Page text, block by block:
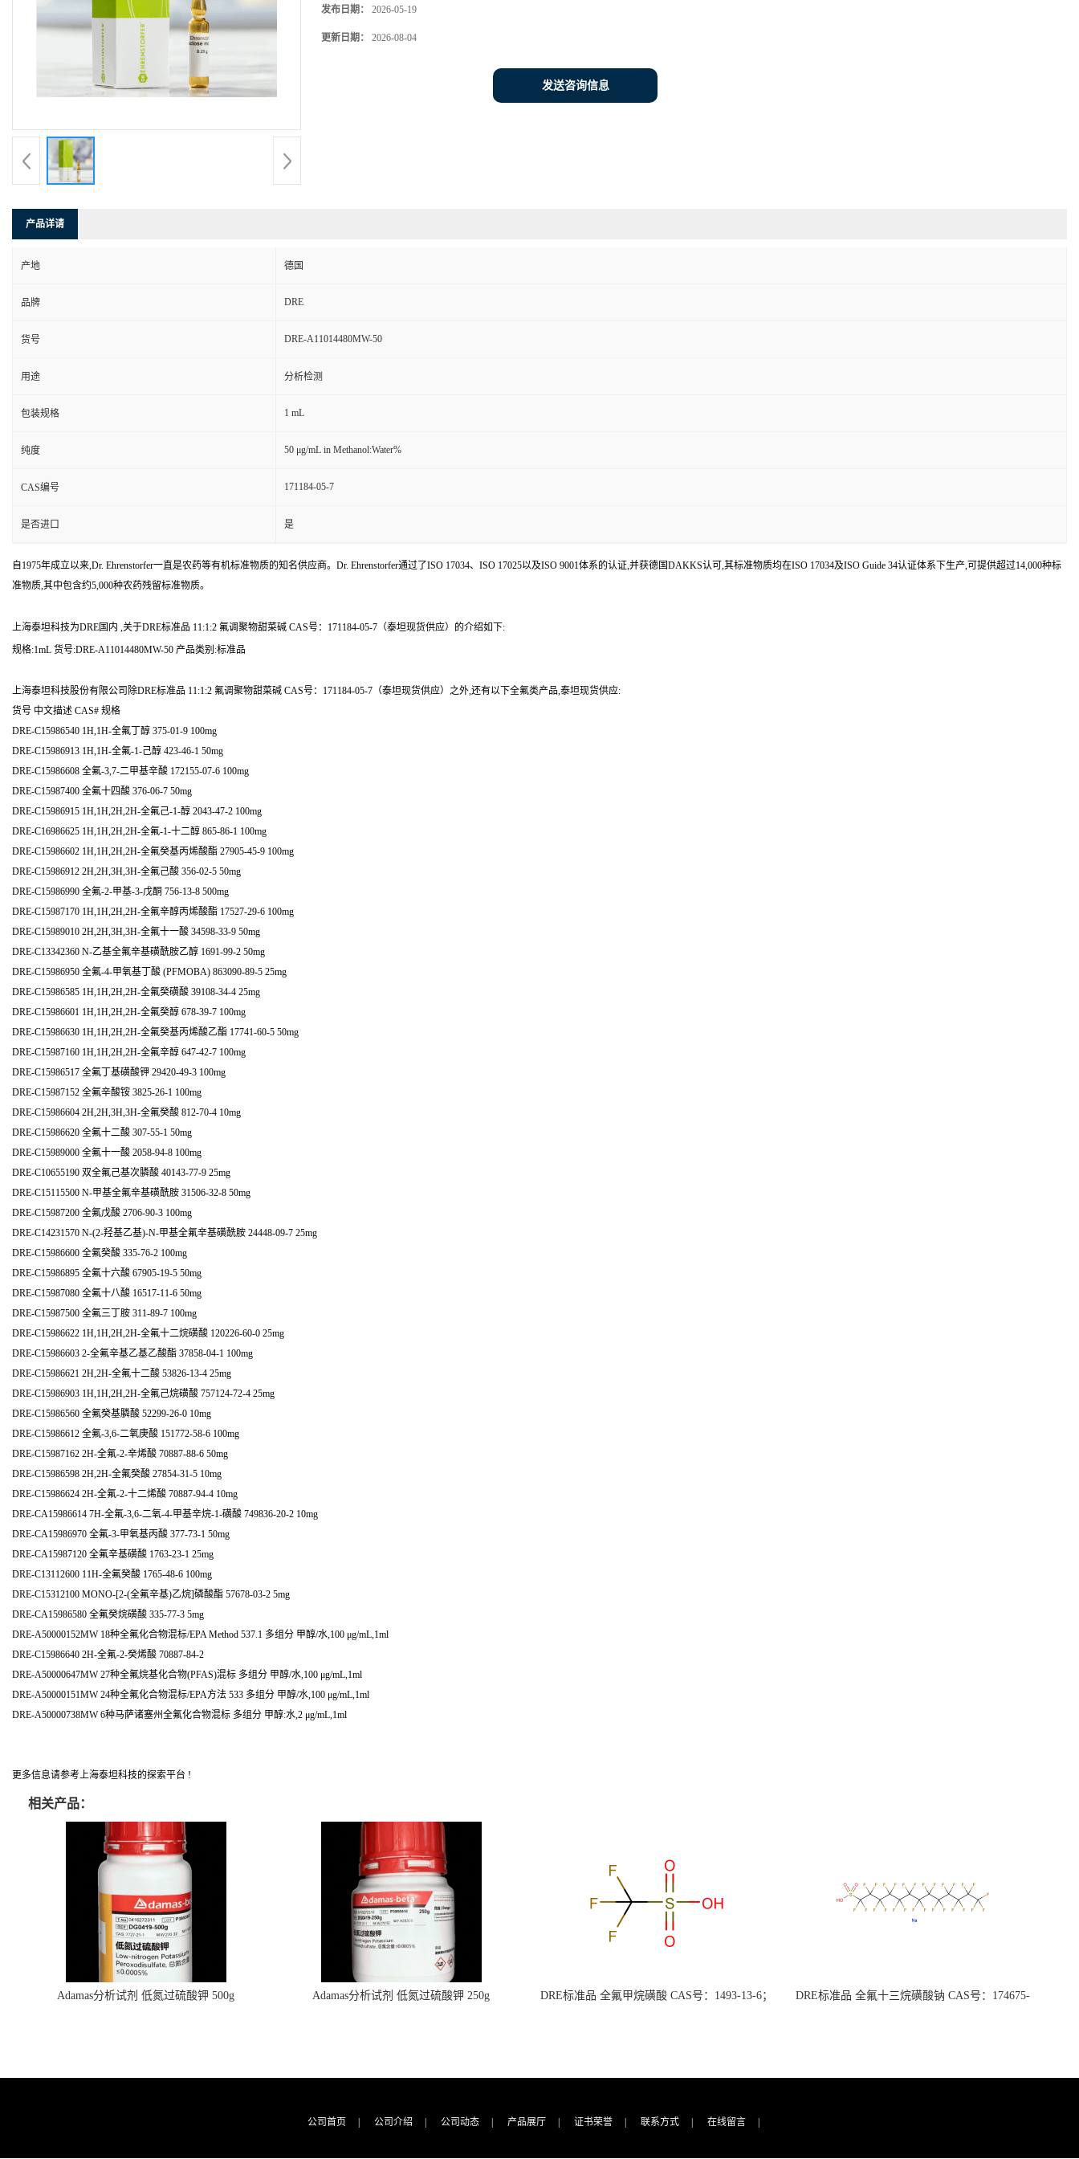
发布日期： 2026-05-19
更新日期： 2026-08-04
发送咨询信息
产品详请
产地 德国
品牌 DRE
货号 DRE-A11014480MW-50
用途 分析检测
包装规格 1 mL
纯度 50 μg/mL in Methanol:Water%
CAS编号 171184-05-7
是否进口 是
自1975年成立以来,Dr. Ehrenstorfer一直是农药等有机标准物质的知名供应商。Dr. Ehrenstorfer通过了ISO 17034、ISO 17025以及ISO 9001体系的认证,并获德国DAKKS认可,其标准物质均在ISO 17034及ISO Guide 34认证体系下生产,可提供超过14,000种标
准物质,其中包含约5,000种农药残留标准物质。
上海泰坦科技为DRE国内 ,关于DRE标准品 11:1:2 氟调聚物甜菜碱 CAS号：171184-05-7（泰坦现货供应）的介绍如下:
规格:1mL 货号:DRE-A11014480MW-50 产品类别:标准品
上海泰坦科技股份有限公司除DRE标准品 11:1:2 氟调聚物甜菜碱 CAS号：171184-05-7（泰坦现货供应）之外,还有以下全氟类产品,泰坦现货供应:
货号 中文描述 CAS# 规格
DRE-C15986540 1H,1H-全氟丁醇 375-01-9 100mg
DRE-C15986913 1H,1H-全氟-1-己醇 423-46-1 50mg
DRE-C15986608 全氟-3,7-二甲基辛酸 172155-07-6 100mg
DRE-C15987400 全氟十四酸 376-06-7 50mg
DRE-C15986915 1H,1H,2H,2H-全氟己-1-醇 2043-47-2 100mg
DRE-C16986625 1H,1H,2H,2H-全氟-1-十二醇 865-86-1 100mg
DRE-C15986602 1H,1H,2H,2H-全氟癸基丙烯酸酯 27905-45-9 100mg
DRE-C15986912 2H,2H,3H,3H-全氟己酸 356-02-5 50mg
DRE-C15986990 全氟-2-甲基-3-戊酮 756-13-8 500mg
DRE-C15987170 1H,1H,2H,2H-全氟辛醇丙烯酸酯 17527-29-6 100mg
DRE-C15989010 2H,2H,3H,3H-全氟十一酸 34598-33-9 50mg
DRE-C13342360 N-乙基全氟辛基磺酰胺乙醇 1691-99-2 50mg
DRE-C15986950 全氟-4-甲氧基丁酸 (PFMOBA) 863090-89-5 25mg
DRE-C15986585 1H,1H,2H,2H-全氟癸磺酸 39108-34-4 25mg
DRE-C15986601 1H,1H,2H,2H-全氟癸醇 678-39-7 100mg
DRE-C15986630 1H,1H,2H,2H-全氟癸基丙烯酸乙酯 17741-60-5 50mg
DRE-C15987160 1H,1H,2H,2H-全氟辛醇 647-42-7 100mg
DRE-C15986517 全氟丁基磺酸钾 29420-49-3 100mg
DRE-C15987152 全氟辛酸铵 3825-26-1 100mg
DRE-C15986604 2H,2H,3H,3H-全氟癸酸 812-70-4 10mg
DRE-C15986620 全氟十二酸 307-55-1 50mg
DRE-C15989000 全氟十一酸 2058-94-8 100mg
DRE-C10655190 双全氟己基次膦酸 40143-77-9 25mg
DRE-C15115500 N-甲基全氟辛基磺酰胺 31506-32-8 50mg
DRE-C15987200 全氟戊酸 2706-90-3 100mg
DRE-C14231570 N-(2-羟基乙基)-N-甲基全氟辛基磺酰胺 24448-09-7 25mg
DRE-C15986600 全氟癸酸 335-76-2 100mg
DRE-C15986895 全氟十六酸 67905-19-5 50mg
DRE-C15987080 全氟十八酸 16517-11-6 50mg
DRE-C15987500 全氟三丁胺 311-89-7 100mg
DRE-C15986622 1H,1H,2H,2H-全氟十二烷磺酸 120226-60-0 25mg
DRE-C15986603 2-全氟辛基乙基乙酸酯 37858-04-1 100mg
DRE-C15986621 2H,2H-全氟十二酸 53826-13-4 25mg
DRE-C15986903 1H,1H,2H,2H-全氟己烷磺酸 757124-72-4 25mg
DRE-C15986560 全氟癸基膦酸 52299-26-0 10mg
DRE-C15986612 全氟-3,6-二氧庚酸 151772-58-6 100mg
DRE-C15987162 2H-全氟-2-辛烯酸 70887-88-6 50mg
DRE-C15986598 2H,2H-全氟癸酸 27854-31-5 10mg
DRE-C15986624 2H-全氟-2-十二烯酸 70887-94-4 10mg
DRE-CA15986614 7H-全氟-3,6-二氧-4-甲基辛烷-1-磺酸 749836-20-2 10mg
DRE-CA15986970 全氟-3-甲氧基丙酸 377-73-1 50mg
DRE-CA15987120 全氟辛基磺酸 1763-23-1 25mg
DRE-C13112600 11H-全氟癸酸 1765-48-6 100mg
DRE-C15312100 MONO-[2-(全氟辛基)乙烷]磷酸酯 57678-03-2 5mg
DRE-CA15986580 全氟癸烷磺酸 335-77-3 5mg
DRE-A50000152MW 18种全氟化合物混标/EPA Method 537.1 多组分 甲醇/水,100 μg/mL,1ml
DRE-C15986640 2H-全氟-2-癸烯酸 70887-84-2
DRE-A50000647MW 27种全氟烷基化合物(PFAS)混标 多组分 甲醇/水,100 μg/mL,1ml
DRE-A50000151MW 24种全氟化合物混标/EPA方法 533 多组分 甲醇/水,100 μg/mL,1ml
DRE-A50000738MW 6种马萨诸塞州全氟化合物混标 多组分 甲醇:水,2 μg/mL,1ml
更多信息请参考上海泰坦科技的探索平台 !
相关产品：
Adamas分析试剂 低氮过硫酸钾 500g
Adamas分析试剂 低氮过硫酸钾 250g
DRE标准品 全氟甲烷磺酸 CAS号：1493-13-6；
DRE标准品 全氟十三烷磺酸钠 CAS号：174675-
公司首页 | 公司介绍 | 公司动态 | 产品展厅 | 证书荣誉 | 联系方式 | 在线留言 |